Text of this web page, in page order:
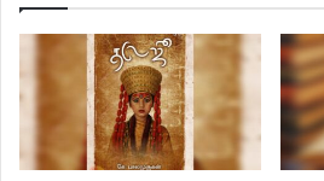
கதையில் சொல்கிறார். காதல் அனுபவங்களை
கொள்ளும் அனுபவங்களை பல எழுத்தாளர்கள்
கதையில் ஒரு பெண் அப்படித்தான் தனக்கு
சொல்கிறார் ஒரு ஆணும் அப்படியே சொல்கிறார்.
ஒரு முடிவுக்கு வர இதெல்லாம்